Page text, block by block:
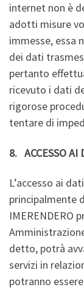
internet non è
adotti misure
immesse, essa
dei dati
pertanto
ricevuto i dati
rigorose
tentare di
8. ACCESSO AI
L’accesso ai
principalmente
IMERENDERO
detto, potrà
servizi in
potranno